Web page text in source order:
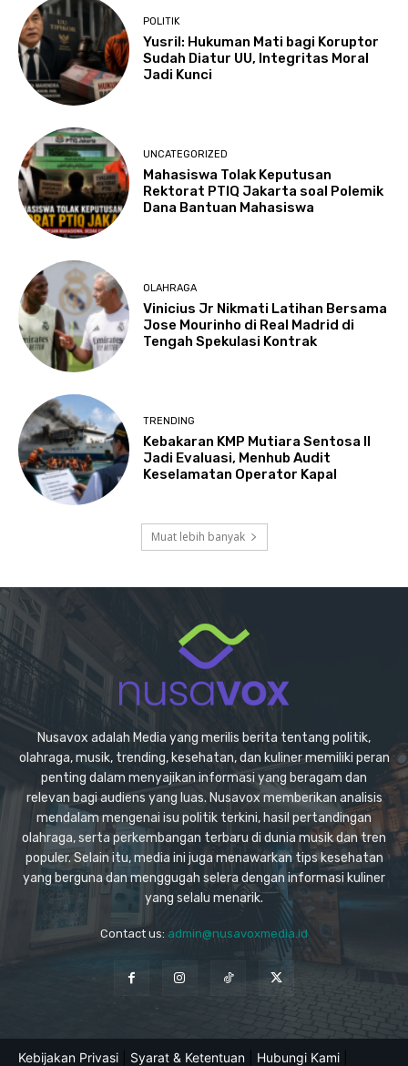
POLITIK
Yusril: Hukuman Mati bagi Koruptor
Sudah Diatur UU, Integritas Moral
Jadi Kunci
UNCATEGORIZED
Mahasiswa Tolak Keputusan
Rektorat PTIQ Jakarta soal Polemik
Dana Bantuan Mahasiswa
OLAHRAGA
Vinicius Jr Nikmati Latihan Bersama
Jose Mourinho di Real Madrid di
Tengah Spekulasi Kontrak
TRENDING
Kebakaran KMP Mutiara Sentosa II
Jadi Evaluasi, Menhub Audit
Keselamatan Operator Kapal
Muat lebih banyak
Nusavox adalah Media yang merilis berita tentang politik,
olahraga, musik, trending, kesehatan, dan kuliner memiliki peran
penting dalam menyajikan informasi yang beragam dan
relevan bagi audiens yang luas. Nusavox memberikan analisis
mendalam mengenai isu politik terkini, hasil pertandingan
olahraga, serta perkembangan terbaru di dunia musik dan tren
populer. Selain itu, media ini juga menawarkan tips kesehatan
yang berguna dan menggugah selera dengan informasi kuliner
yang selalu menarik.
Contact us: admin@nusavoxmedia.id
Kebijakan Privasi Syarat & Ketentuan Hubungi Kami